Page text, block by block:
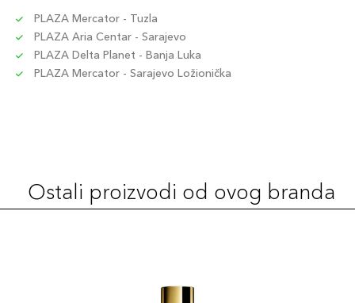
PLAZA Mercator - Tuzla
PLAZA Aria Centar - Sarajevo
PLAZA Delta Planet - Banja Luka
PLAZA Mercator - Sarajevo Ložionička
Ostali proizvodi od ovog branda